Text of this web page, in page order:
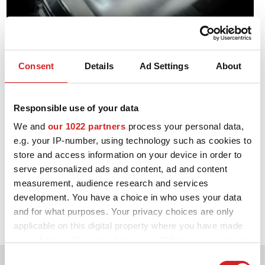
Consent Details Ad Settings About
Responsible use of your data
We and our 1022 partners process your personal data,
e.g. your IP-number, using technology such as cookies to
store and access information on your device in order to
serve personalized ads and content, ad and content
measurement, audience research and services
development. You have a choice in who uses your data
and for what purposes. Your privacy choices are only
applicable on this digital property where you have made
FORGEAGE
Le forgeage : une formidable combinaison entre résistance,
Les propriétés de résistance mécanique et physique d'une jante
forgée sont réparties de manière égale dans la jante au niveau
moléculaire. La jante est ainsi bien plus solide et résistante que
son équivalent en fonderie, ce qui améliore profondément les
performances de la jante en cas de choc et de contrainte de
charge à des niveaux élevés.
En lire plus